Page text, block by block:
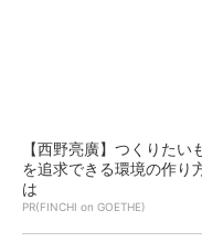
【西野亮廣】つくりたい
を追求できる環境の作り
は
PR(FINCHI on GOETHE)